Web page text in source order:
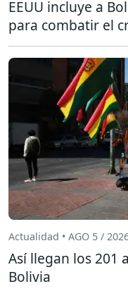
EEUU incluye a
para combatir el
Actualidad • AGO 5 /
Así llegan los 201
Bolivia